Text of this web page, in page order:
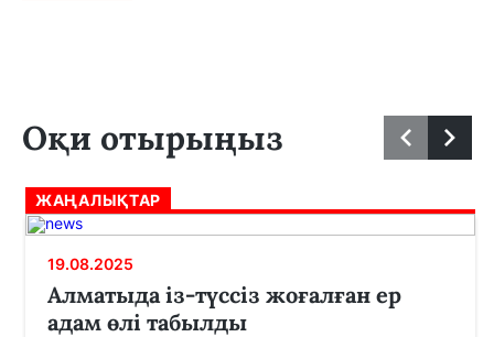
Оқи отырыңыз
ЖАҢАЛЫҚТАР
19.08.2025
Алматыда із-түссіз жоғалған ер
адам өлі табылды